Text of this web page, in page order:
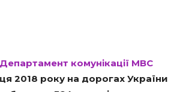
Департамент комунікації МВС
2018 року на дорогах України